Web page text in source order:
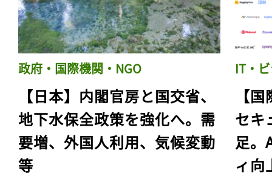
政府・国際機関・NGO
【日本】内閣官房と国交省、
地下水保全政策を強化へ。需
要増、外国人利用、気候変動
等
IT・
【
セキ
足。
ィ向